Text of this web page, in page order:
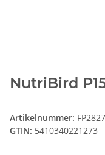
NutriBird
Artikelnummer: FP2827
GTIN: 5410340221273